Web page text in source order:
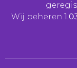
Wij beheren